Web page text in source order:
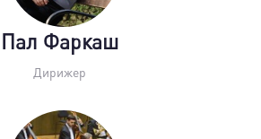
Пал Фаркаш
Дирижер